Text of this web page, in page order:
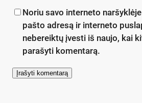
Noriu savo interneto
pašto adresą ir interneto
nebereiktų įvesti iš naujo, kai
parašyti komentarą.